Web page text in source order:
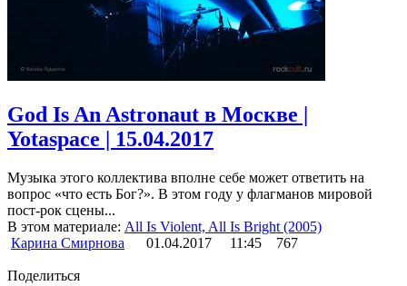
God Is An Astronaut в Москве |
Yotaspace | 15.04.2017
Музыка этого коллектива вполне себе может ответить на
вопрос «что есть Бог?». В этом году у флагманов мировой
пост-рок сцены...
В этом материале: All Is Violent, All Is Bright (2005)
Карина Смирнова
01.04.2017 11:45 767
Поделиться